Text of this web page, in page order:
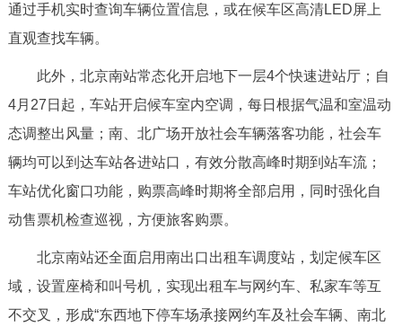
个人服务 法人服务 部门服务
便民服务 利企服务 投资项目
中介服务 阳光政务
政民互动
12345网上接诉即办 我要咨询
图说互动
走进北京
通过手机实时查询车辆位置信息，或在候车区高清LED屏上
直观查找车辆。
此外，北京南站常态化开启地下一层4个快速进站厅；自
4月27日起，车站开启候车室内空调，每日根据气温和室温动
态调整出风量；南、北广场开放社会车辆落客功能，社会车
辆均可以到达车站各进站口，有效分散高峰时期到站车流；
车站优化窗口功能，购票高峰时期将全部启用，同时强化自
动售票机检查巡视，方便旅客购票。
北京南站还全面启用南出口出租车调度站，划定候车区
域，设置座椅和叫号机，实现出租车与网约车、私家车等互
不交叉，形成“东西地下停车场承接网约车及社会车辆、南北